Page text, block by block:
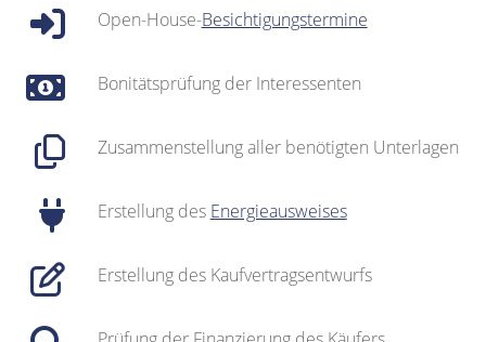
Open-House-Besichtigungstermine
Bonitätsprüfung der Interessenten
Zusammenstellung aller benötigten Unterlagen
Erstellung des Energieausweises
Erstellung des Kaufvertragsentwurfs